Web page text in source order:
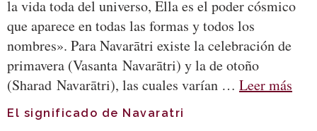
la vida toda del universo, Ella es el poder cósmico
que aparece en todas las formas y todos los
nombres». Para Navarātri existe la celebración de
primavera (Vasanta Navarātri) y la de otoño
(Sharad Navarātri), las cuales varían … Leer más
El significado de Navaratri